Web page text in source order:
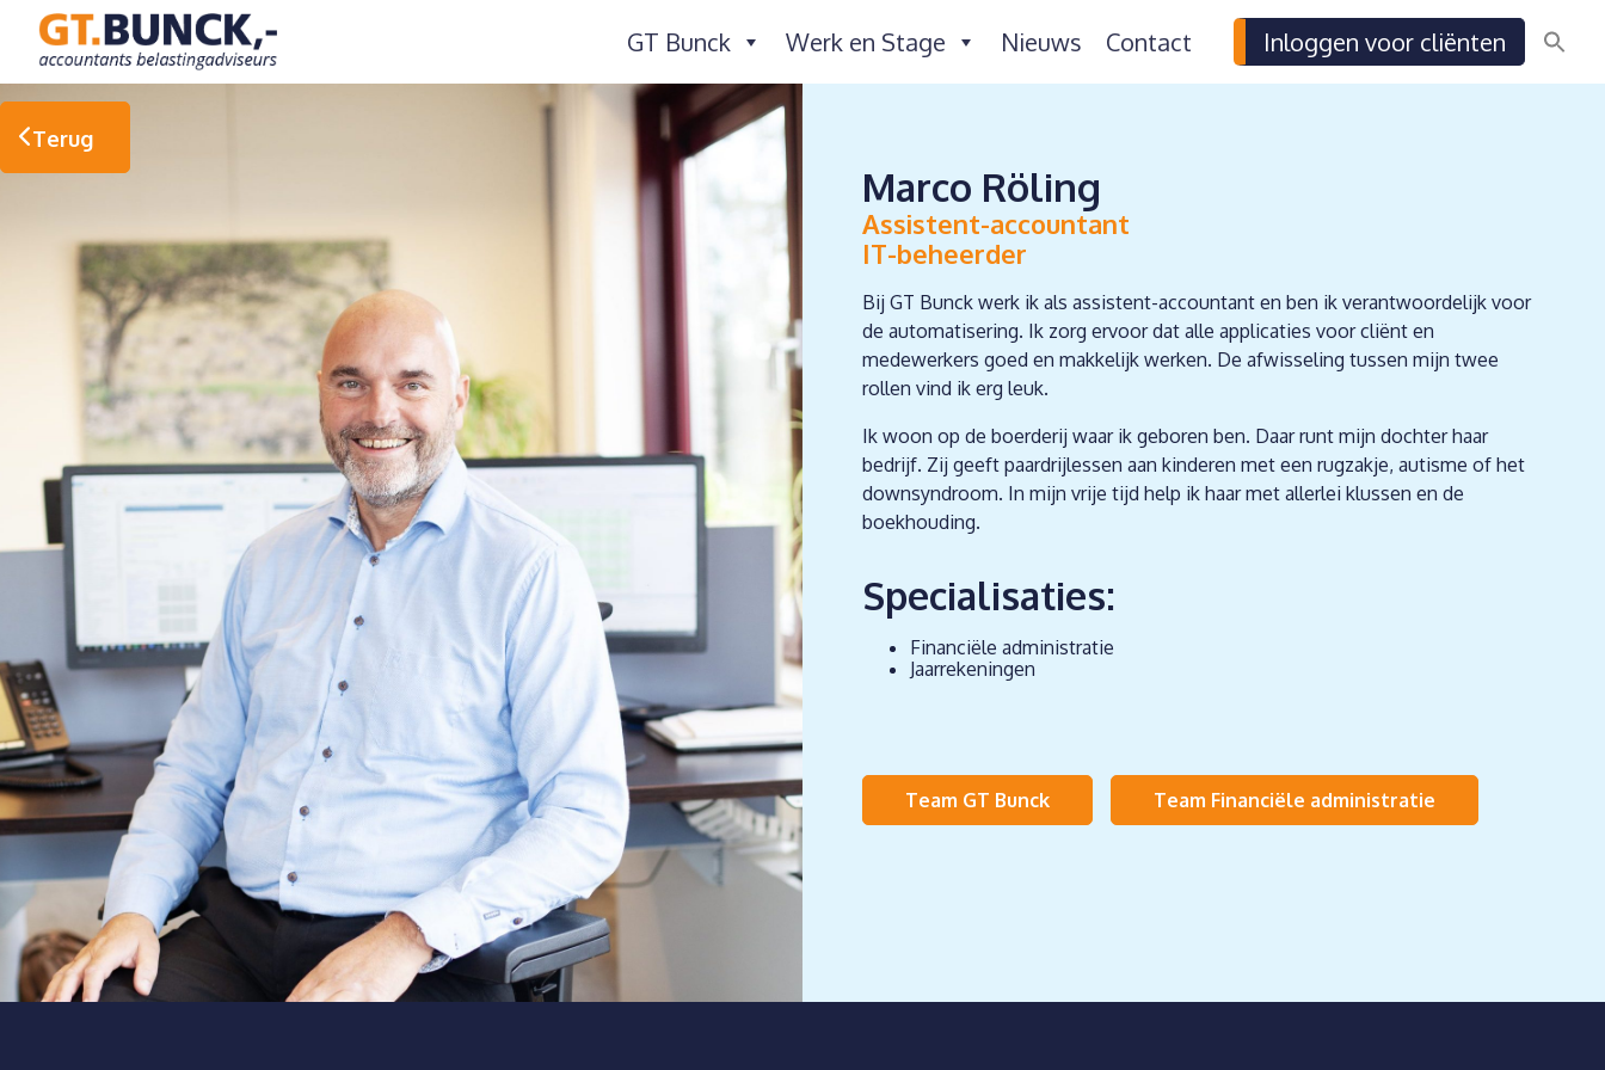
&
Belastingadviseurs
GT Bunck Werk en Stage Nieuws Contact Inloggen voor cliënten
Terug
Marco Röling
Assistent-accountant
IT-beheerder
Bij GT Bunck werk ik als assistent-accountant en ben ik verantwoordelijk voor
de automatisering. Ik zorg ervoor dat alle applicaties voor cliënt en
medewerkers goed en makkelijk werken. De afwisseling tussen mijn twee
rollen vind ik erg leuk.
Ik woon op de boerderij waar ik geboren ben. Daar runt mijn dochter haar
bedrijf. Zij geeft paardrijlessen aan kinderen met een rugzakje, autisme of het
downsyndroom. In mijn vrije tijd help ik haar met allerlei klussen en de
boekhouding.
Specialisaties:
Financiële administratie
Jaarrekeningen
Team GT Bunck